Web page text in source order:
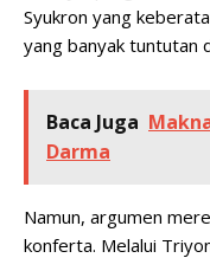
Syukron yang
yang banyak tuntutan
Baca Juga
Darma
Namun, argumen
konferta. Melalui